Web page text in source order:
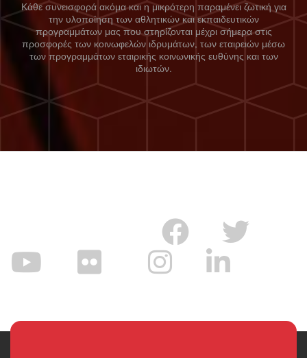
Κάθε συνεισφορά ακόμα και η μικρότερη παραμένει ζωτική για
την υλοποίηση των αθλητικών και εκπαιδευτικών
προγραμμάτων μας που στηρίζονται μέχρι σήμερα στις
προσφορές των κοινωφελών ιδρυμάτων, των εταιρειών μέσω
των προγραμμάτων εταιρικής κοινωνικής ευθύνης και των
ιδιωτών.